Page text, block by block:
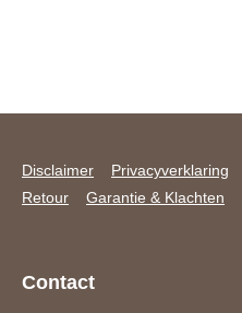
Disclaimer Privacyverklaring
Retour
Garantie & Klachten
Contact